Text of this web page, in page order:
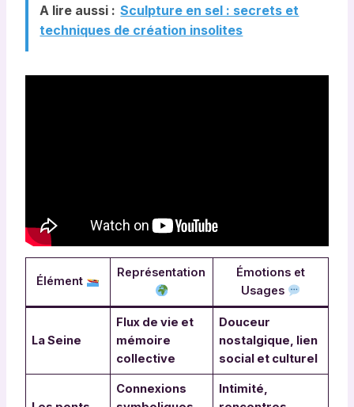
A lire aussi : Sculpture en sel : secrets et
techniques de création insolites
Élément
Représentation
Émotions et
Usages
La Seine
Flux de vie et
mémoire
collective
Douceur
nostalgique, lien
social et culturel
Connexions
Intimité,